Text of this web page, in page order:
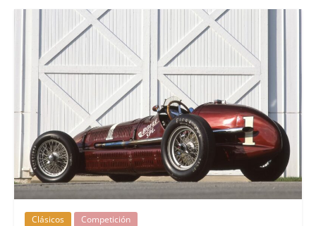
Clásicos Competición